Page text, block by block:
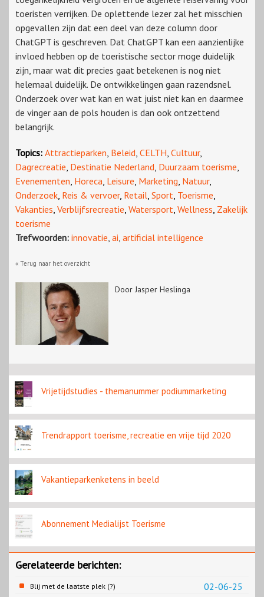
toeristen verrijken. De oplettende lezer zal het misschien
opgevallen zijn dat een deel van deze column door
ChatGPT is geschreven. Dat ChatGPT kan een aanzienlijke
invloed hebben op de toeristische sector moge duidelijk
zijn, maar wat dit precies gaat betekenen is nog niet
helemaal duidelijk. De ontwikkelingen gaan razendsnel.
Onderzoek over wat kan en wat juist niet kan en daarmee
de vinger aan de pols houden is dan ook ontzettend
belangrijk.
Topics: Attractieparken, Beleid, CELTH, Cultuur,
Dagrecreatie, Destinatie Nederland, Duurzaam toerisme,
Evenementen, Horeca, Leisure, Marketing, Natuur,
Onderzoek, Reis & vervoer, Retail, Sport, Toerisme,
Vakanties, Verblijfsrecreatie, Watersport, Wellness, Zakelijk
toerisme
Trefwoorden: innovatie, ai, artificial intelligence
« Terug naar het overzicht
Door Jasper Heslinga
Vrijetijdstudies - themanummer podiummarketing
Trendrapport toerisme, recreatie en vrije tijd 2020
Vakantieparkenketens in beeld
Abonnement Medialijst Toerisme
Gerelateerde berichten:
02-06-25
Blij met de laatste plek (?)